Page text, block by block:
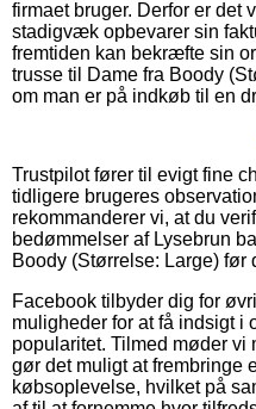
firmaet bruger. Derfor er det
stadigvæk opbevarer sin
fremtiden kan bekræfte sin
trusse til Dame fra Boody
om man er på indkøb til en
Trustpilot fører til evigt fine
tidligere brugeres
rekommanderer vi, at du
bedømmelser af Lysebrun
Boody (Størrelse: Large)
Facebook tilbyder dig for
muligheder for at få indsigt i
popularitet. Tilmed møder vi
gør det muligt at frembringe
købsoplevelse, hvilket på